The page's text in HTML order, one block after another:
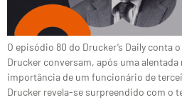
O episódio 80 do Drucker’s Daily conta
Drucker conversam, após uma
importância de um funcionário de
Drucker revela-se surpreendido com o